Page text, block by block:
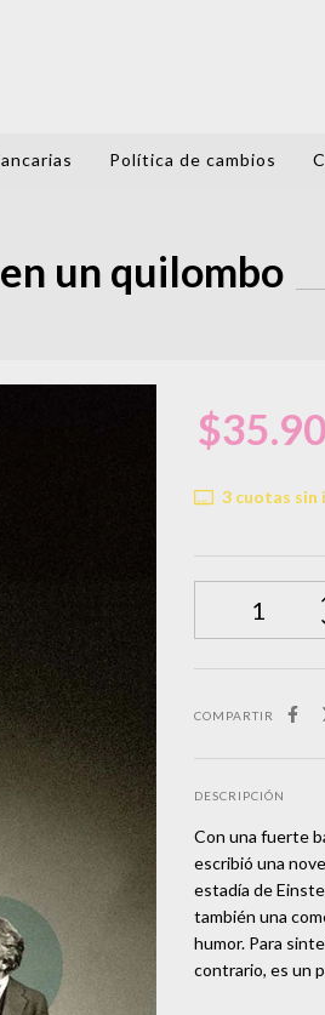
Política de cambios
un quilombo
3cuotas sin
COMPARTIR
DESCRIPCIÓN
Con una fuerte
escribió una
estadía de
también una
humor. Para
contrario, es un